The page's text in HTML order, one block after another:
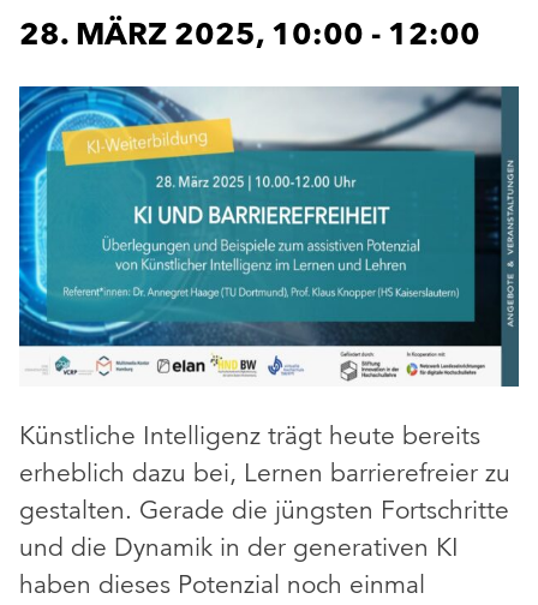
28. MÄRZ 2025, 10:00 - 12:00
Künstliche Intelligenz trägt heute bereits
erheblich dazu bei, Lernen barrierefreier zu
gestalten. Gerade die jüngsten Fortschritte
und die Dynamik in der generativen KI
haben dieses Potenzial noch einmal